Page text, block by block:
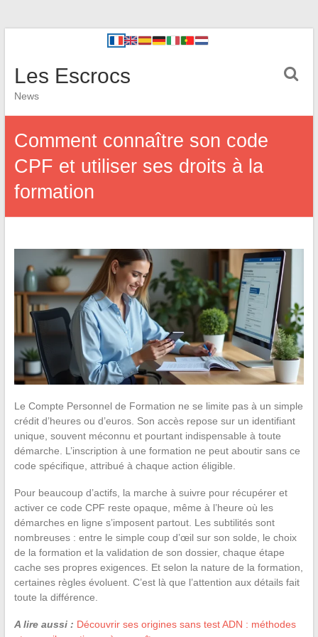
Les Escrocs
News
Comment connaître son code
CPF et utiliser ses droits à la
formation
Le Compte Personnel de Formation ne se limite pas à un simple
crédit d’heures ou d’euros. Son accès repose sur un identifiant
unique, souvent méconnu et pourtant indispensable à toute
démarche. L’inscription à une formation ne peut aboutir sans ce
code spécifique, attribué à chaque action éligible.
Pour beaucoup d’actifs, la marche à suivre pour récupérer et
activer ce code CPF reste opaque, même à l’heure où les
démarches en ligne s’imposent partout. Les subtilités sont
nombreuses : entre le simple coup d’œil sur son solde, le choix
de la formation et la validation de son dossier, chaque étape
cache ses propres exigences. Et selon la nature de la formation,
certaines règles évoluent. C’est là que l’attention aux détails fait
toute la différence.
A lire aussi : Découvrir ses origines sans test ADN : méthodes